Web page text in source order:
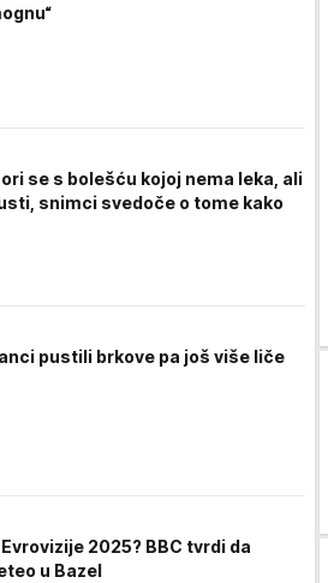
se s bolešću kojoj nema leka, ali
snimci svedoče o tome kako
pustili brkove pa još više liče
2025? BBC tvrdi da
u Bazel